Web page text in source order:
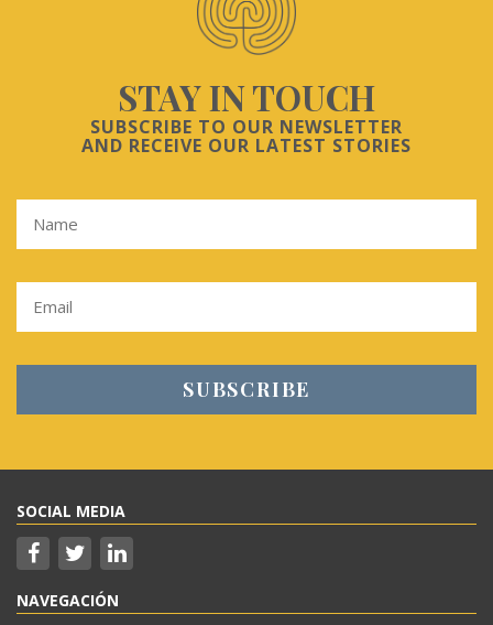
STAY IN TOUCH
SUBSCRIBE TO OUR NEWSLETTER
AND RECEIVE OUR LATEST STORIES
SOCIAL MEDIA
NAVEGACIÓN